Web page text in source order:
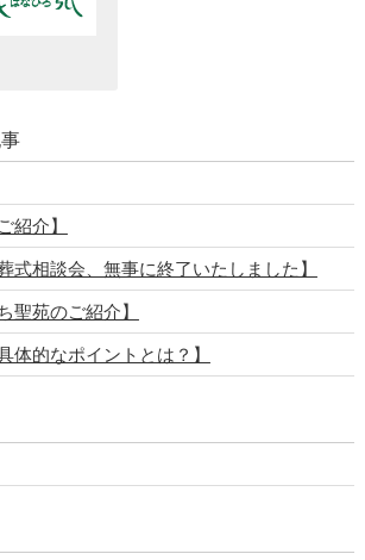
紹介】
式相談会、無事に終了いたしました】
聖苑のご紹介】
体的なポイントとは？】